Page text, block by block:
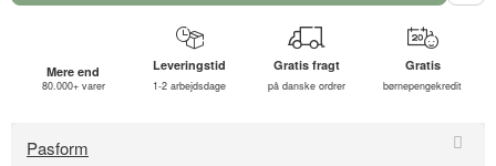
Mere end
80.000+ varer
Leveringstid
1-2 arbejdsdage
Gratis fragt
på danske ordrer
Gratis
børnepengekredit
Pasform